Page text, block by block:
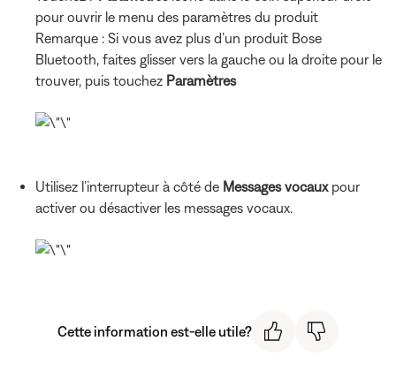
pour ouvrir le menu des paramètres du produit
Remarque : Si vous avez plus d’un produit Bose
Bluetooth, faites glisser vers la gauche ou la droite pour le
trouver, puis touchez Paramètres
Utilisez l’interrupteur à côté de Messages vocauxpour
activer ou désactiver les messages vocaux.
Cette information est-elle utile?